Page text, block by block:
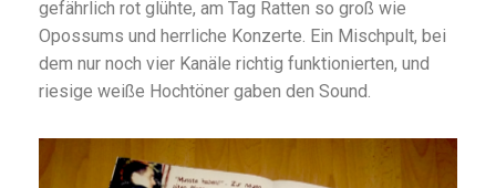
gefährlich rot glühte, am Tag Ratten so groß wie
Opossums und herrliche Konzerte. Ein Mischpult, bei
dem nur noch vier Kanäle richtig funktionierten, und
riesige weiße Hochtöner gaben den Sound.